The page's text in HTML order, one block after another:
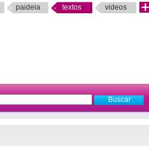
paideia textos videos